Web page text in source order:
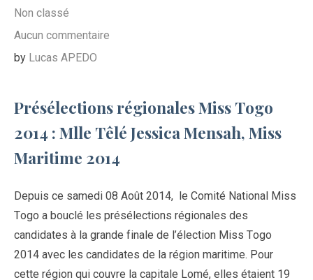
Non classé
Aucun commentaire
by Lucas APEDO
Présélections régionales Miss Togo
2014 : Mlle Têlé Jessica Mensah, Miss
Maritime 2014
Depuis ce samedi 08 Août 2014, le Comité National Miss
Togo a bouclé les présélections régionales des
candidates à la grande finale de l’élection Miss Togo
2014 avec les candidates de la région maritime. Pour
cette région qui couvre la capitale Lomé, elles étaient 19